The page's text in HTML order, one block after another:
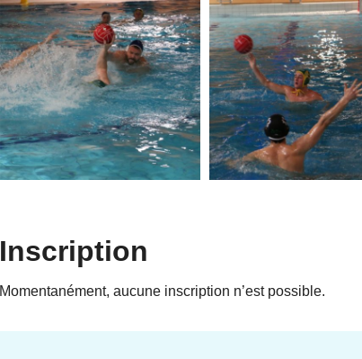
Inscription
Momentanément, aucune inscription n’est possible.